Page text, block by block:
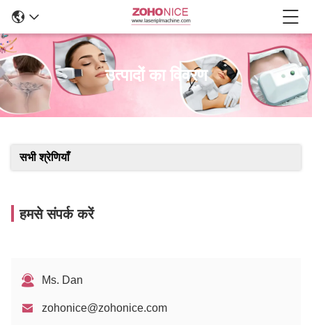
उत्पादों का विवरण
सभी श्रेणियाँ
हमसे संपर्क करें
Ms. Dan
zohonice@zohonice.com